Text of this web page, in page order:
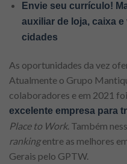
Envie seu currículo!
auxiliar de loja, caixa
cidades
As oportunidades da vez
Atualmente o Grupo
colaboradores e em 2021
excelente empresa para
Place to Work. Também
rankingentre as melhores
Gerais pelo GPTW.